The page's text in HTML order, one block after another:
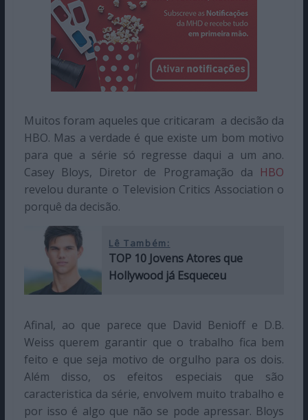
Muitos foram aqueles que criticaram a decisão da
HBO. Mas a verdade é que existe um bom motivo
para que a série só regresse daqui a um ano.
Casey Bloys, Diretor de Programação da HBO
revelou durante o Television Critics Association o
porquê da decisão.
Lê Também:
TOP 10 Jovens Atores que
Hollywood já Esqueceu
Afinal, ao que parece que David Benioff e D.B.
Weiss querem garantir que o trabalho fica bem
feito e que seja motivo de orgulho para os dois.
Além disso, os efeitos especiais que são
caracteristica da série, envolvem muito trabalho e
por isso é algo que não se pode apressar. Bloys